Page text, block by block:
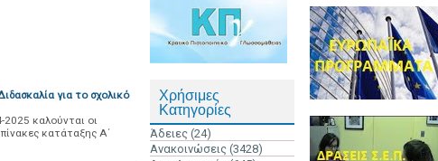
για το σχολικό
2025 καλούνται οι
κατάταξης Α΄
Χρήσιμες
Κατηγορίες
Άδειες (24)
Ανακοινώσεις (3428)